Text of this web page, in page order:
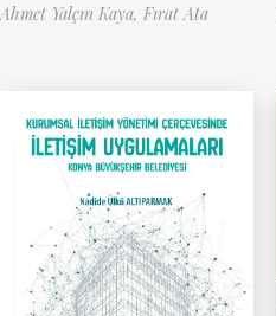
Ahmet Yalçın Kaya, Fırat Ata